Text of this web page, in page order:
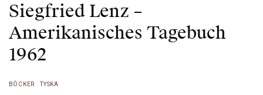
Siegfried Lenz –
Amerikanisches Tagebuch
1962
BÖCKER TYSKA